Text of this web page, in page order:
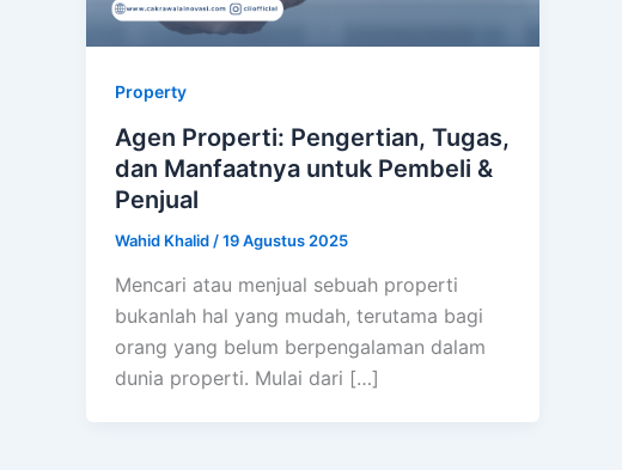
Property
Agen Properti: Pengertian, Tugas,
dan Manfaatnya untuk Pembeli &
Penjual
Wahid Khalid /19 Agustus 2025
Mencari atau menjual sebuah properti
bukanlah hal yang mudah, terutama bagi
orang yang belum berpengalaman dalam
dunia properti. Mulai dari […]